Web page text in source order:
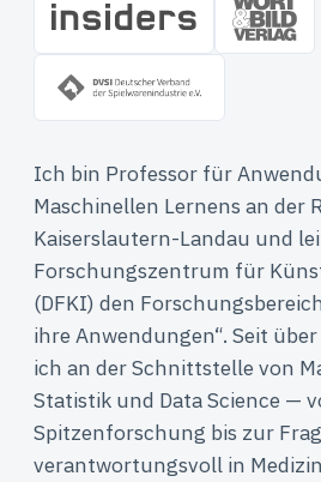
Ich bin Professor für
Maschinellen Lernens an der
Kaiserslautern-Landau und
Forschungszentrum für
(DFKI) den
ihre Anwendungen“. Seit
ich an der Schnittstelle von
Statistik und Data Science —
Spitzenforschung bis zur
verantwortungsvoll in